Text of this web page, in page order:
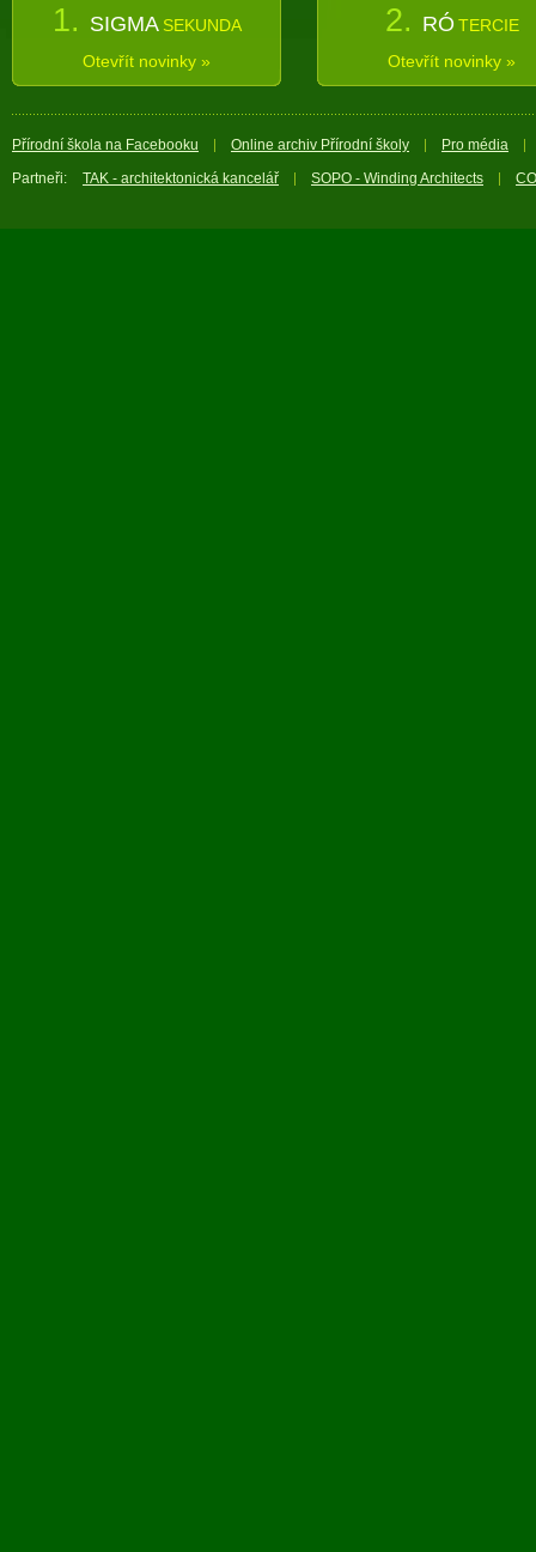
1. SIGMA SEKUNDA
Otevřít novinky »
2. RÓ TERCIE
Otevřít novinky »
Přírodní škola na Facebooku Online archiv Přírodní školy
Pro média
Partneři:
TAK - architektonická kancelář SOPO - Winding Architects